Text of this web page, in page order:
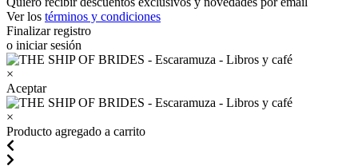
Ver los términos y condiciones
Finalizar registro
o iniciar sesión
×
Aceptar
×
Producto agregado a carrito